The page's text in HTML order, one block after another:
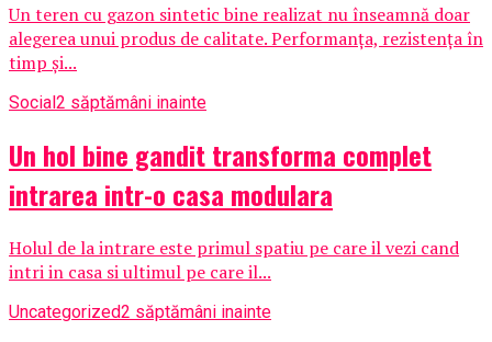
Un teren cu gazon sintetic bine realizat nu înseamnă doar
alegerea unui produs de calitate. Performanța, rezistența în
timp și...
Social2 săptămâni inainte
Un hol bine gandit transforma complet
intrarea intr-o casa modulara
Holul de la intrare este primul spatiu pe care il vezi cand
intri in casa si ultimul pe care il...
Uncategorized2 săptămâni inainte